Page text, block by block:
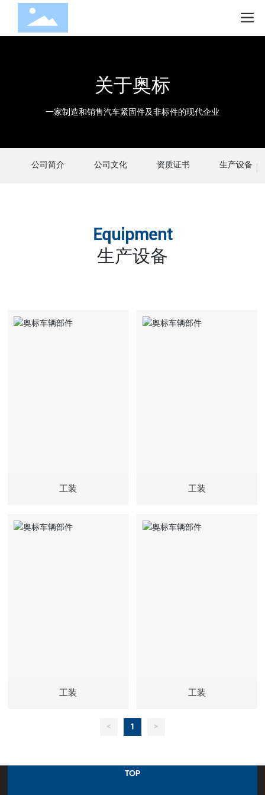
一家制造和销售汽车紧固件及非标件的现代企业
关于奥标
公司简介 公司文化 资质证书 生产设备
Equipment
生产设备
工装 工装
工装 工装
< 1 >
TOP